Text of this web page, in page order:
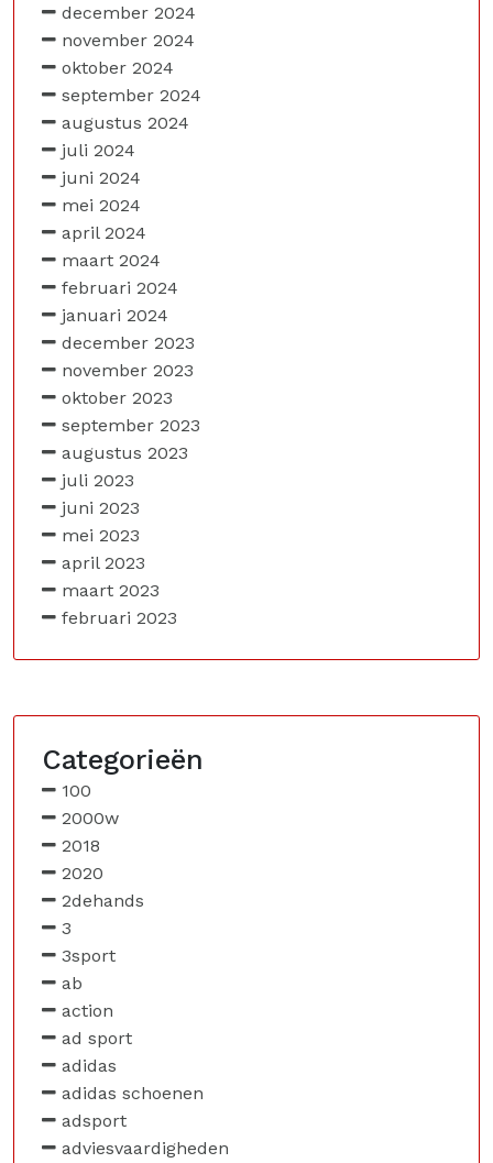
december 2024
november 2024
oktober 2024
september 2024
augustus 2024
juli 2024
juni 2024
mei 2024
april 2024
maart 2024
februari 2024
januari 2024
december 2023
november 2023
oktober 2023
september 2023
augustus 2023
juli 2023
juni 2023
mei 2023
april 2023
maart 2023
februari 2023
Categorieën
100
2000w
2018
2020
2dehands
3
3sport
ab
action
ad sport
adidas
adidas schoenen
adsport
adviesvaardigheden